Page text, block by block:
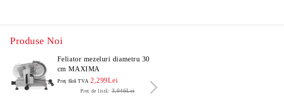
Produse Noi
Feliator mezeluri diametru 30
cm MAXIMA
Preţ fără TVA 2,299Lei
Preț de listă: 3,046Lei